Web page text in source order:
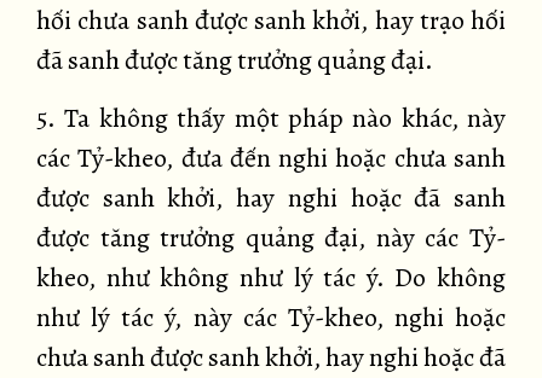
hối chưa sanh được sanh khởi, hay trạo hối
đã sanh được tăng trưởng quảng đại.
5. Ta không thấy một pháp nào khác, này
các Tỷ-kheo, đưa đến nghi hoặc chưa sanh
được sanh khởi, hay nghi hoặc đã sanh
được tăng trưởng quảng đại, này các Tỷ-
kheo, như không như lý tác ý. Do không
như lý tác ý, này các Tỷ-kheo, nghi hoặc
chưa sanh được sanh khởi, hay nghi hoặc đã